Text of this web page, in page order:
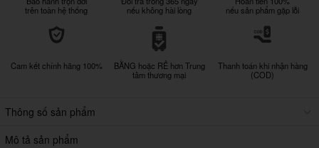
trên toàn hệ thống
nếu không hài lòng
nếu sản phẩm gặp lỗi
Cam kết chính hãng 100%
BẰNG hoặc RẺ hơn Trung
tâm thương mại
Thanh toán khi nhận hàng
(COD)
Thông số sản phẩm
Mô tả sản phẩm